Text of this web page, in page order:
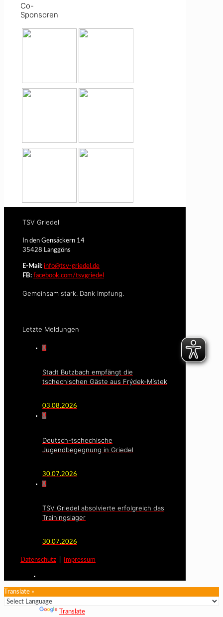
Co-
Sponsoren
TSV Griedel
In den Gensäckern 14
35428 Langgöns
E-Mail: info@tsv-griedel.de
FB: facebook.com/tsvgriedel
Gemeinsam stark. Dank Impfung.
Letzte Meldungen
0
Stadt Butzbach empfängt die
tschechischen Gäste aus Frýdek-Místek
03.08.2026
0
Deutsch-tschechische
Jugendbegegnung in Griedel
30.07.2026
0
TSV Griedel absolvierte erfolgreich das
Trainingslager
30.07.2026
Datenschutz Impressum
Translate »
Translate